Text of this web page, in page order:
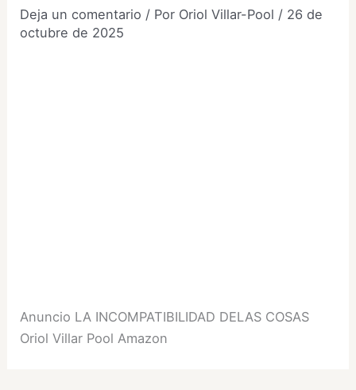
Deja un comentario / Por Oriol Villar-Pool / 26 de
octubre de 2025
Anuncio LA INCOMPATIBILIDAD DELAS COSAS
Oriol Villar Pool Amazon